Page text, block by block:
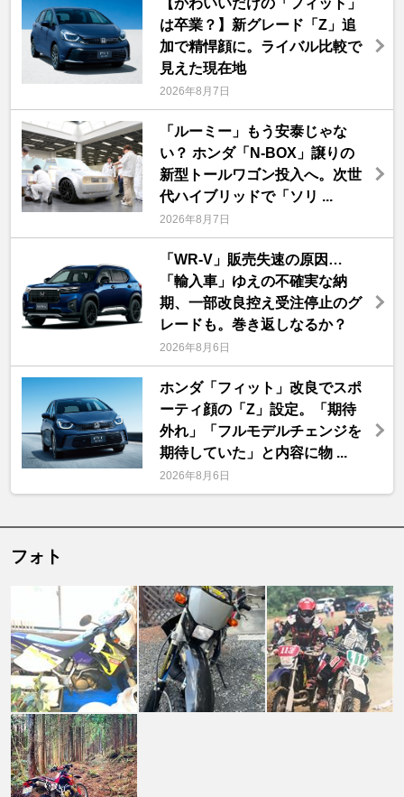
【かわいいだけの「フィット」
は卒業？】新グレード「Z」追
加で精悍顔に。ライバル比較で
見えた現在地
2026年8月7日
「ルーミー」もう安泰じゃな
い？ ホンダ「N-BOX」譲りの
新型トールワゴン投入へ。次世
代ハイブリッドで「ソリ ...
2026年8月7日
「WR-V」販売失速の原因…
「輸入車」ゆえの不確実な納
期、一部改良控え受注停止のグ
レードも。巻き返しなるか？
2026年8月6日
ホンダ「フィット」改良でスポ
ーティ顔の「Z」設定。「期待
外れ」「フルモデルチェンジを
期待していた」と内容に物 ...
2026年8月6日
フォト